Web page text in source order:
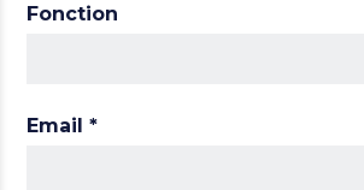
Fonction
Email*